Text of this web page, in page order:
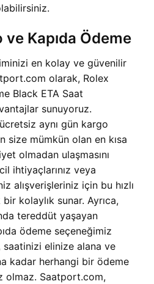
Kapıda Ödeme
en kolay ve güvenilir
olarak, Rolex
Black ETA Saat
sunuyoruz.
aynı gün kargo
size mümkün olan en kısa
olmadan ulaşmasını
ihtiyaçlarınız veya
alışverişleriniz için bu hızlı
kolaylık sunar. Ayrıca,
tereddüt yaşayan
ödeme seçeneğimiz
saatinizi elinize alana ve
kadar herhangi bir ödeme
olmaz. Saatport.com,